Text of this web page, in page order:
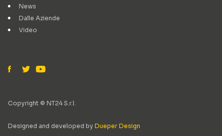
News
Dalle Aziende
Video
Copyright © NT24 S.r.l.
Designed and developed by Dueper Design